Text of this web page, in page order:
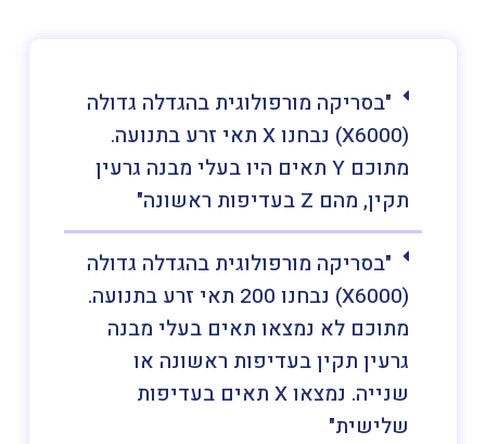
"בסריקה מורפולוגית בהגדלה גדולה
(X6000) נבחנו X תאי זרע בתנועה.
מתוכם Y תאים היו בעלי מבנה גרעין
תקין, מהם Z בעדיפות ראשונה"
"בסריקה מורפולוגית בהגדלה גדולה
(X6000) נבחנו 200 תאי זרע בתנועה.
מתוכם לא נמצאו תאים בעלי מבנה
גרעין תקין בעדיפות ראשונה או
שנייה. נמצאו X תאים בעדיפות
שלישית"